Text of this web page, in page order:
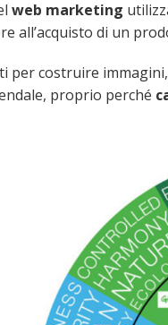
web marketing
all’acquisto di un
per costruire
proprio perché